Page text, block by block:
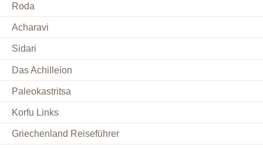
Roda
Acharavi
Sidari
Das Achilleion
Paleokastritsa
Korfu Links
Griechenland Reiseführer